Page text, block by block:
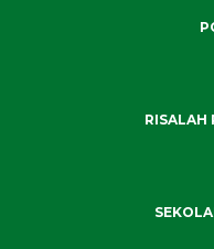
RISALAH